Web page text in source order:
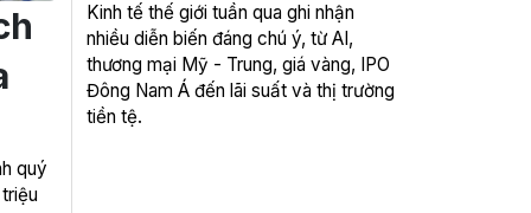
quý
Kinh tế thế giới tuần qua ghi nhận
nhiều diễn biến đáng chú ý, từ AI,
thương mại Mỹ - Trung, giá vàng, IPO
Đông Nam Á đến lãi suất và thị trường
tiền tệ.